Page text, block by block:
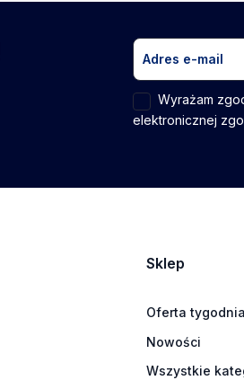
Wyrażam
elektronicznej
Sklep
Oferta tygodnia
Nowości
Wszystkie